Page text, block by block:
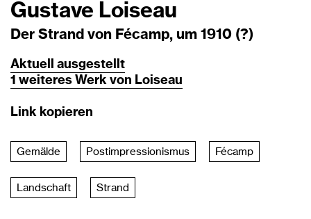
Gustave Loiseau
Der Strand von Fécamp, um 1910 (?)
Aktuell ausgestellt
1 weiteres Werk von Loiseau
Link kopieren
Gemälde Postimpressionismus Fécamp
Landschaft Strand